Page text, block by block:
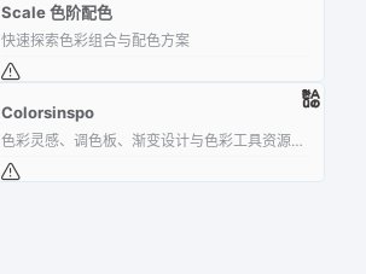
Scale 色阶配色
快速探索色彩组合与配色方案
Colorsinspo
色彩灵感、调色板、渐变设计与色彩工具资源平台